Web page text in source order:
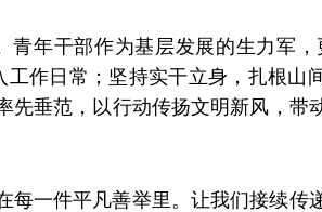
年干部作为基层发展的生力军，
作日常；坚持实干立身，扎根山
垂范，以行动传扬文明新风，带
一件平凡善举里。让我们接续传